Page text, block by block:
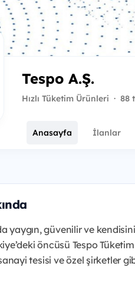
Tespo A.Ş.
Hızlı Tüketim Ürünleri · 88
Anasayfa İlanlar
yaygın, güvenilir ve
öncüsü Tespo
tesisi ve özel şirketler